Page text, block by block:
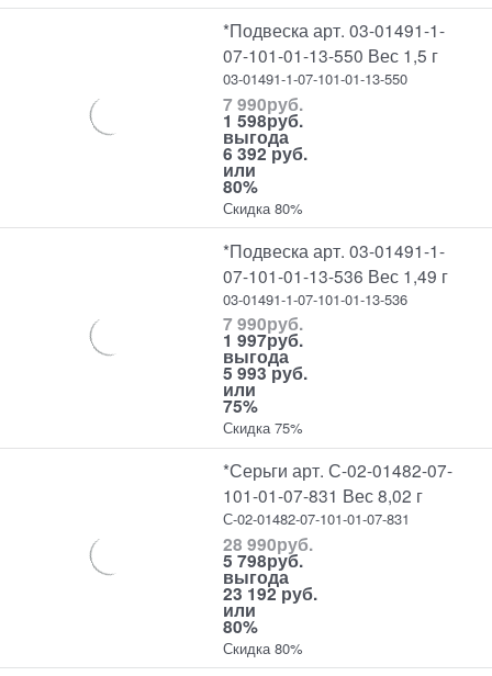
*Подвеска арт. 03-01491-1-
07-101-01-13-550 Вес 1,5 г
03-01491-1-07-101-01-13-550
7 990руб.
1 598руб.
выгода
6 392 руб.
или
80%
Скидка 80%
*Подвеска арт. 03-01491-1-
07-101-01-13-536 Вес 1,49 г
03-01491-1-07-101-01-13-536
7 990руб.
1 997руб.
выгода
5 993 руб.
или
75%
Скидка 75%
*Серьги арт. С-02-01482-07-
101-01-07-831 Вес 8,02 г
С-02-01482-07-101-01-07-831
28 990руб.
5 798руб.
выгода
23 192 руб.
или
80%
Скидка 80%